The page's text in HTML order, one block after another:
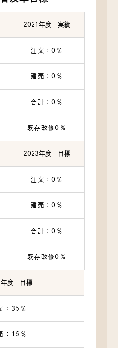
2021年度 実績
注文：0％
建売：0％
合計：0％
既存改修0％
2023年度 目標
注文：0％
建売：0％
合計：0％
既存改修0％
年度 目標
：35％
：15％